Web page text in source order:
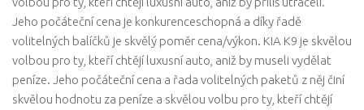
Jeho počáteční cena je konkurenceschopná a díky řadě
volitelných balíčků je skvělý poměr cena/výkon. KIA K9 je skvělou
volbou pro ty, kteří chtějí luxusní auto, aniž by museli vydělat
peníze. Jeho počáteční cena a řada volitelných paketů z něj činí
skvělou hodnotu za peníze a skvělou volbu pro ty, kteří chtějí